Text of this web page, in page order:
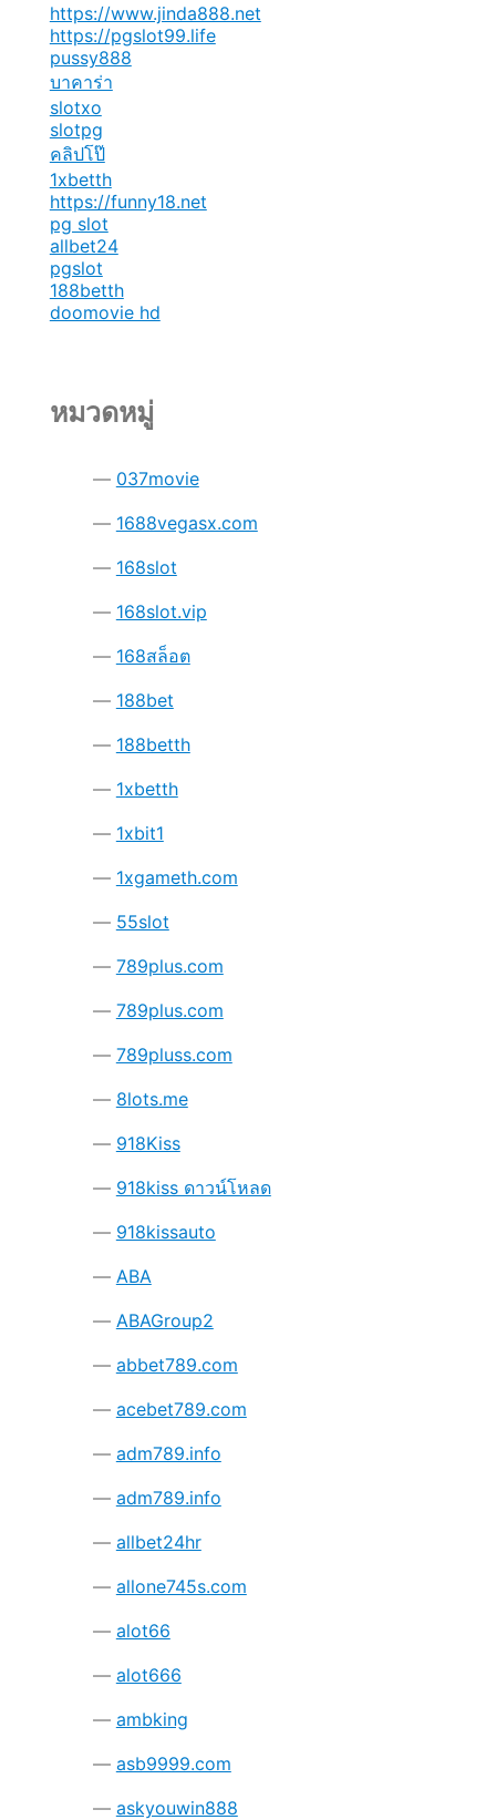
https://www.jinda888.net
https://pgslot99.life
pussy888
บาคาร่า
slotxo
slotpg
คลิปโป๊
1xbetth
https://funny18.net
pg slot
allbet24
pgslot
188betth
doomovie hd
หมวดหมู่
037movie
1688vegasx.com
168slot
168slot.vip
168สล็อต
188bet
188betth
1xbetth
1xbit1
1xgameth.com
55slot
789plus.com
789plus.com
789pluss.com
8lots.me
918Kiss
918kiss ดาวน์โหลด
918kissauto
ABA
ABAGroup2
abbet789.com
acebet789.com
adm789.info
adm789.info
allbet24hr
allone745s.com
alot66
alot666
ambking
asb9999.com
askyouwin888